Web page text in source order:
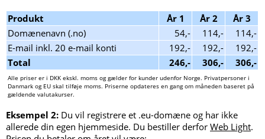
Produkt År 1 År 2
År 3
Domænenavn (.no)
54,- 114,-
114,-
E-mail inkl. 20 e-mail konti
192,- 192,-
192,-
Total
246,- 306,- 306,-
Alle priser er i DKK ekskl. moms og gælder for kunder udenfor Norge. Privatpersoner i
Danmark og EU skal tilføje moms. Priserne opdateres en gang om måneden baseret på
gældende valutakurser.
Eksempel 2: Du vil registrere et .eu-domæne og har ikke
allerede din egen hjemmeside. Du bestiller derfor Web Light.